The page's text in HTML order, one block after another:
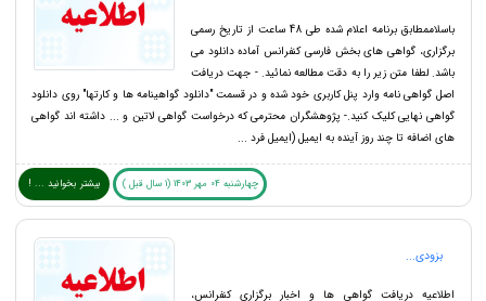
باسلاممطابق برنامه اعلام شده طی 48 ساعت از تاریخ رسمی
برگزاری، گواهی های بخش فارسی کنفرانس آماده دانلود می
باشد. لطفا متن زیر را به دقت مطالعه نمائید. - جهت دریافت
اصل گواهی نامه وارد پنل کاربری خود شده و در قسمت "دانلود گواهینامه ها و کارتها" روی دانلود
گواهی نهایی کلیک کنید.- پژوهشگران محترمی که درخواست گواهی لاتین و ... داشته اند گواهی
های اضافه تا چند روز آینده به ایمیل (ایمیل فرد ...
چهارشنبه 04 مهر 1403 (1 سال قبل ) بیشتر بخوانید ... !
بزودی...
اطلاعیه دریافت گواهی ها و اخبار برگزاری کنفرانس،